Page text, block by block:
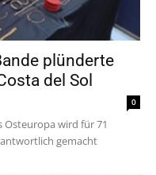
plünderte
del Sol
0
Osteuropa wird für 71
gemacht